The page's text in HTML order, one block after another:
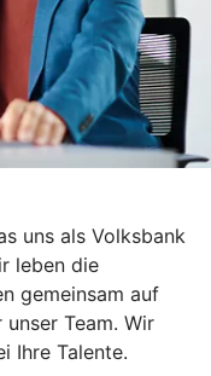
uns als Volksbank
leben die
gemeinsam auf
Team. Wir
Ihre Talente.